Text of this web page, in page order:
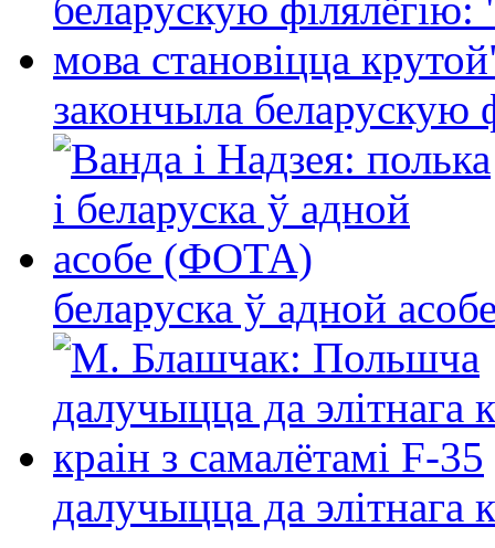
закончыла беларускую
беларуска ў адной
далучыцца да элітнага